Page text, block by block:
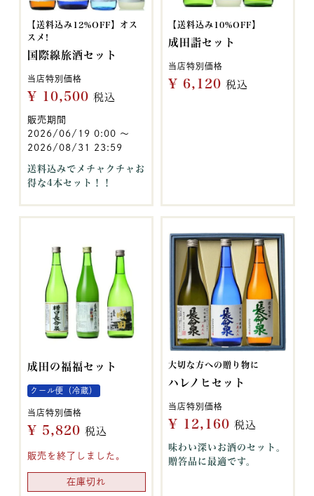
【送料込み12%OFF】オス
スメ!
国際線旅酒セット
当店特別価格
¥ 10,500 税込
販売期間
2026/06/19 0:00 〜
2026/08/31 23:59
送料込みでメチャクチャお
得な4本セット！！
【送料込み10%OFF】
成田詣セット
当店特別価格
¥ 6,120 税込
成田の福福セット
クール便（冷蔵）
当店特別価格
¥ 5,820 税込
販売を終了しました。
在庫切れ
大切な方への贈り物に
ハレノヒセット
当店特別価格
¥ 12,160 税込
味わい深いお酒のセット。
贈答品に最適です。